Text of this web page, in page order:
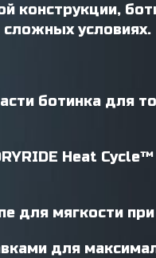
конструкции,
сложных условиях.
ботинка для
Heat
для мягкости
для